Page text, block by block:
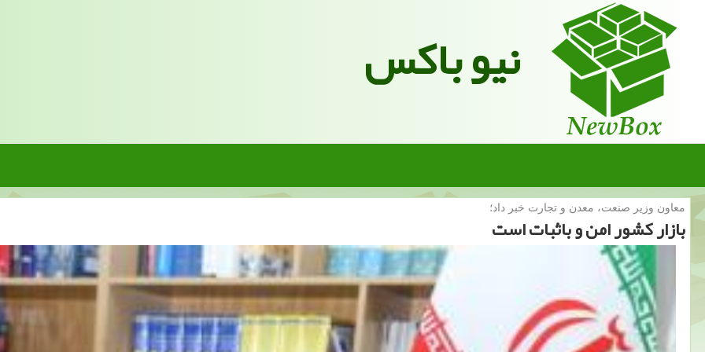
نیو باکس
معاون وزیر صنعت، معدن و تجارت خبر داد؛
بازار كشور امن و باثبات است